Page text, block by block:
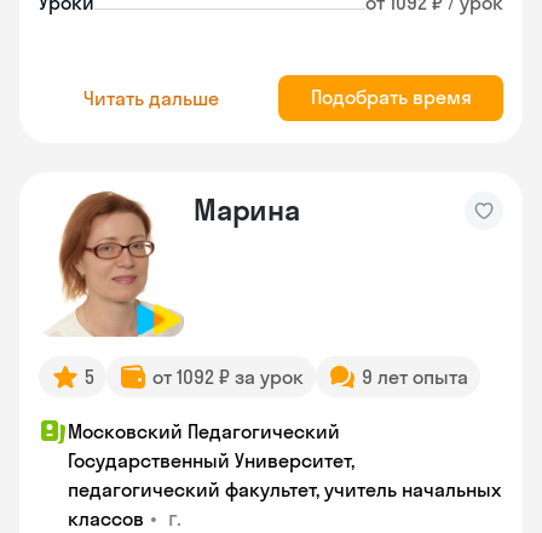
Читать дальше Подобрать время
Марина
5 от 1092 ₽ за урок 9 лет опыта
Московский Педагогический
Государственный Университет,
педагогический факультет, учитель начальных
классов • г.